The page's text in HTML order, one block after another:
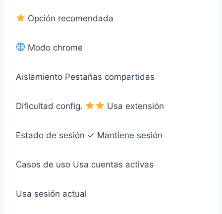
Opción recomendada
Modo chrome
Aislamiento Pestañas compartidas
Dificultad config. Usa extensión
Estado de sesión ✓ Mantiene sesión
Casos de uso Usa cuentas activas
Usa sesión actual